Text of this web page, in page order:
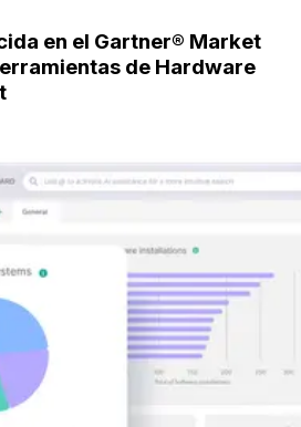
en el Gartner® Market
de Hardware